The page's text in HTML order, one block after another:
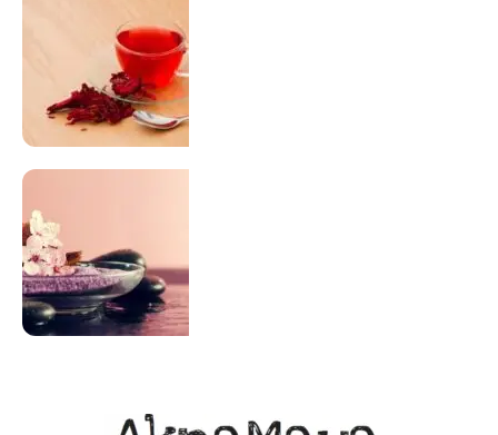
Para antes e depois de engravidar
Saiba Mais
Acupuntura focada para Fertilidade e